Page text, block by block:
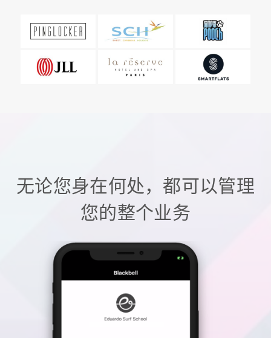
无论您身在何处，都可以管理
您的整个业务